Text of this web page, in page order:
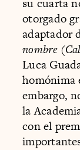
su cuarta
otorgado
adaptador
nombre(
Luca
embargo,
la
con el